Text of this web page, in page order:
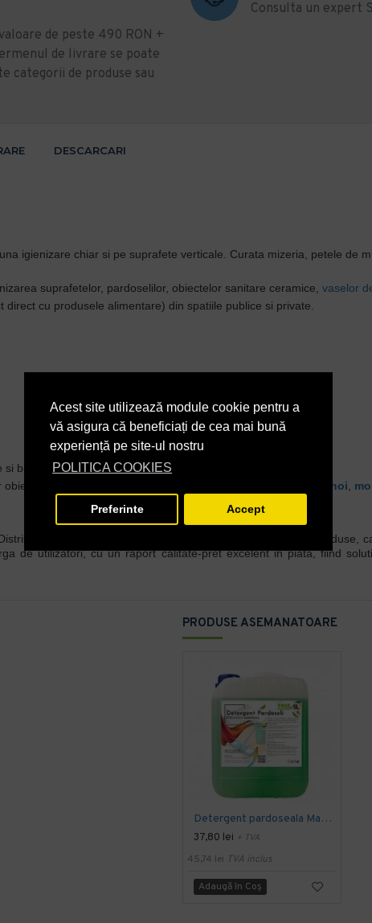
Acest site utilizează module cookie pentru a
vă asigura că beneficiați de cea mai bună
experiență pe site-ul nostru
POLITICA COOKIES
Preferinte Accept
de peste 490 RON +
de livrare se poate
categorii de produse sau
Consulta un expert
PRODUSE ASEMANATOARE
Detergent pardoseala Manual premium 5L Canistra AQAS
37,80 lei + TVA
45,74 lei TVA inclus
Adaugă în Coş
DESCARCARI
igienizare chiar si pe suprafete verticale. Curata mizeria, petele de
suprafetelor, pardoselilor, obiectelor sanitare ceramice, vaselor
cu produsele alimentare) din spatiile publice si private.
bucatarie, cazi de baie, canale.
din baie si bucatarie (chiuveta, cada, cos gunoi
Produsele
au la baza o gama extinsa de produse,
de utilizatori, cu un raport calitate-pret excelent in piata, fiind